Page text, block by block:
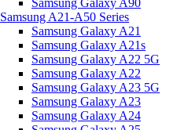
Samsung Galaxy A90
Samsung A21-A50 Series
Samsung Galaxy A21
Samsung Galaxy A21s
Samsung Galaxy A22 5G
Samsung Galaxy A22
Samsung Galaxy A23 5G
Samsung Galaxy A23
Samsung Galaxy A24